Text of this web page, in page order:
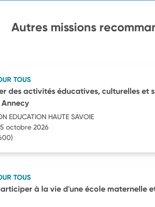
Autres missions
TOUS
des activités éducatives, culturelles et
EDUCATION HAUTE SAVOIE
octobre 2026
TOUS
à la vie d'une école maternelle